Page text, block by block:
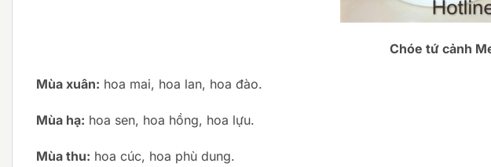
Chóe tứ cảnh
Mùa xuân: hoa mai, hoa lan, hoa đào.
Mùa hạ: hoa sen, hoa hồng, hoa lựu.
Mùa thu: hoa cúc, hoa phù dung.